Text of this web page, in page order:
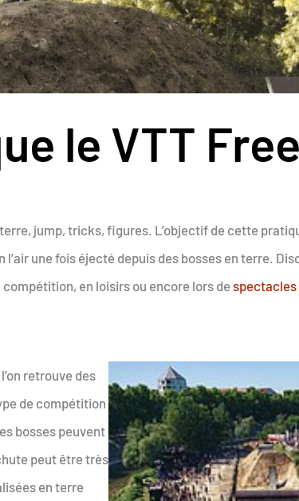
le VTT
jump, tricks, figures. L’objectif de cette
une fois éjecté depuis des bosses en terre.
en loisirs ou encore lors despectacles
retrouve des
de compétition
bosses peuvent
peut être très
en terre